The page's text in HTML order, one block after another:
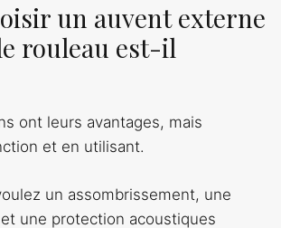
un auvent externe
rouleau est-il
ont leurs avantages, mais
et en utilisant.
un assombrissement, une
une protection acoustiques